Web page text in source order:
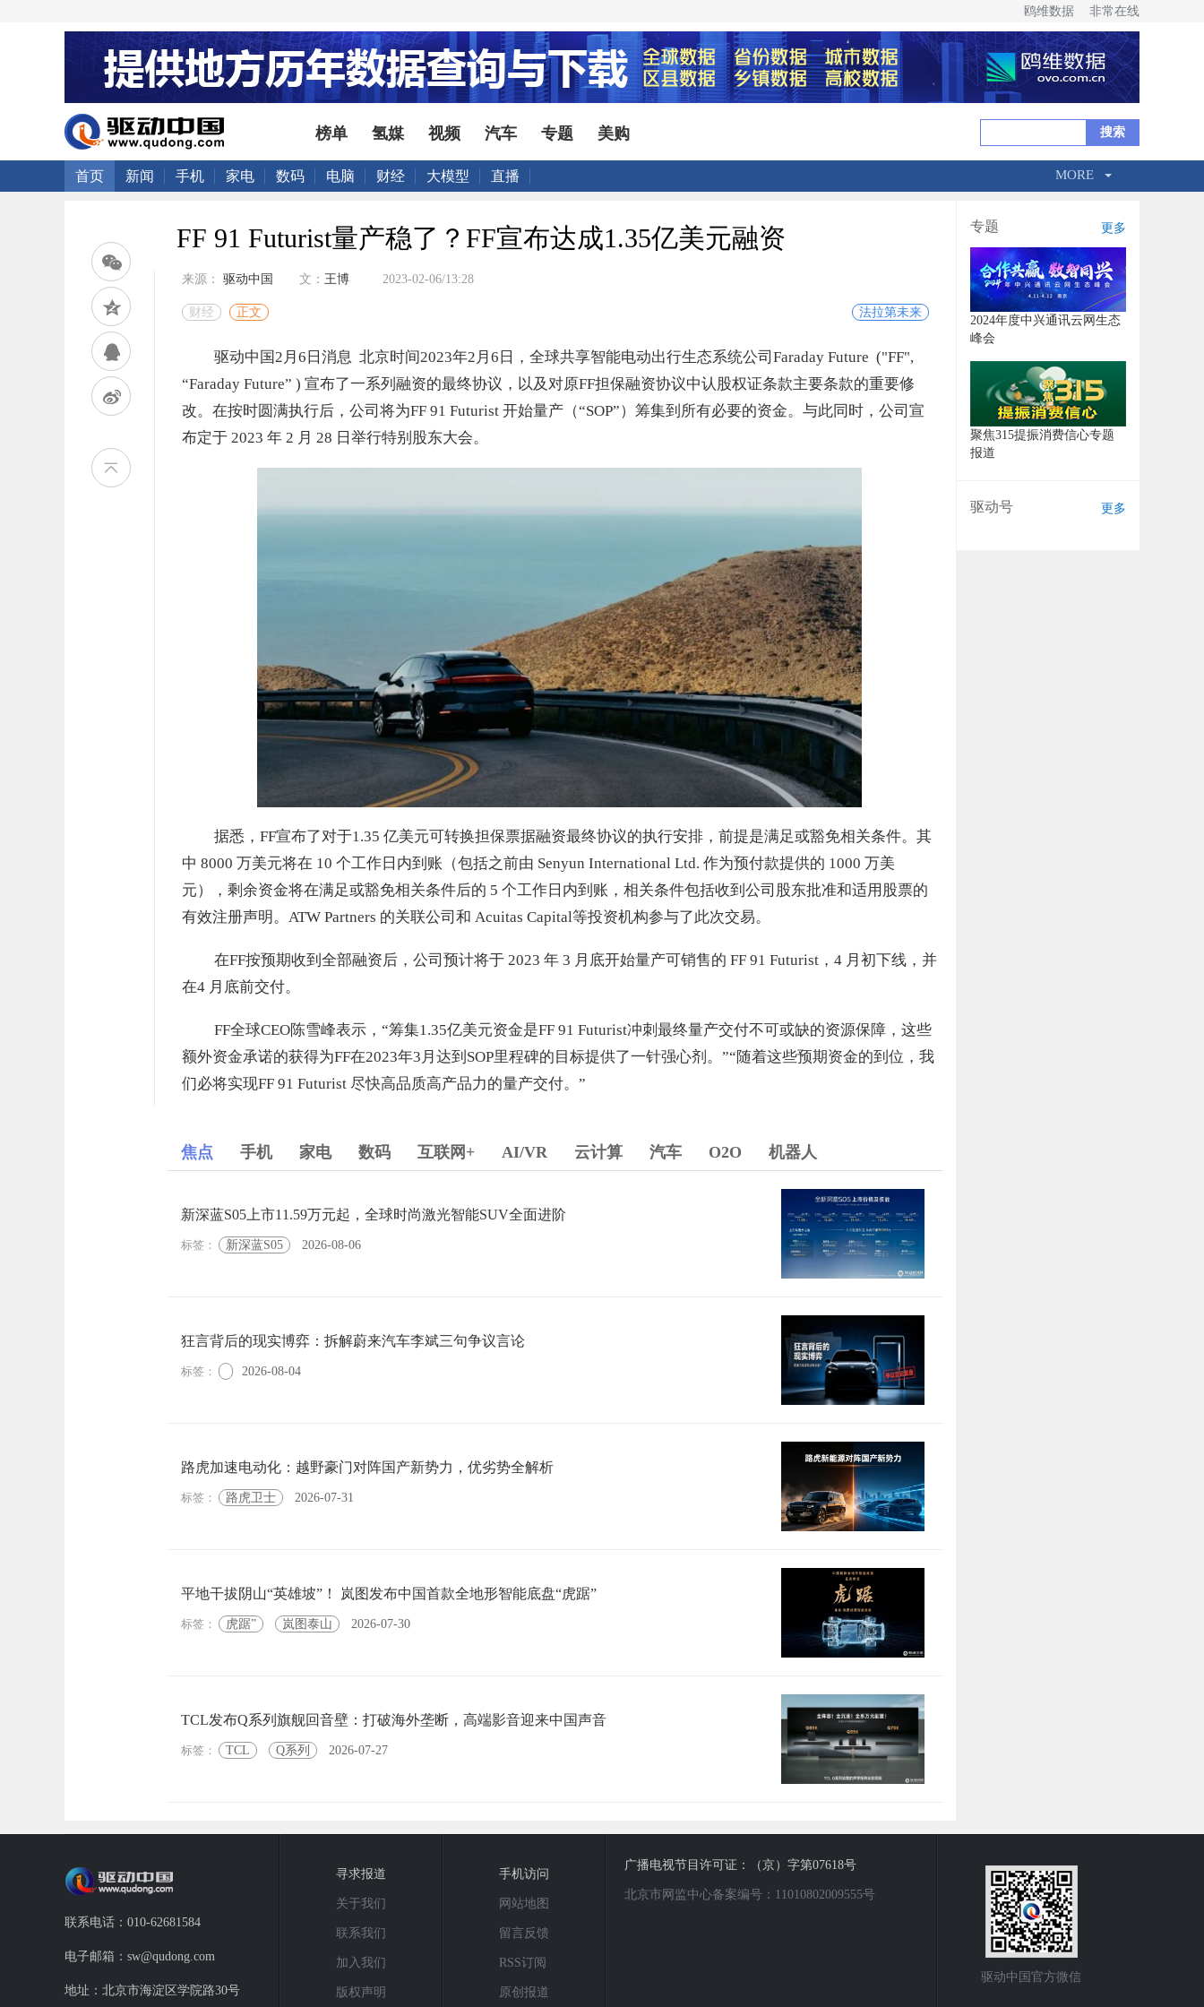
鸥维数据 非常在线
榜单 氢媒 视频 汽车 专题 美购
首页 新闻 手机 家电 数码 电脑 财经 大模型 直播 MORE
FF 91 Futurist量产稳了？FF宣布达成1.35亿美元融资
来源： 驱动中国 文： 王博 2023-02-06/13:28
财经 正文 法拉第未来
驱动中国2月6日消息 北京时间2023年2月6日，全球共享智能电动出行生态系统公司Faraday Future ("FF",
“Faraday Future” ) 宣布了一系列融资的最终协议，以及对原FF担保融资协议中认股权证条款主要条款的重要修
改。在按时圆满执行后，公司将为FF 91 Futurist 开始量产（“SOP”）筹集到所有必要的资金。与此同时，公司宣
布定于 2023 年 2 月 28 日举行特别股东大会。
据悉，FF宣布了对于1.35 亿美元可转换担保票据融资最终协议的执行安排，前提是满足或豁免相关条件。其
中 8000 万美元将在 10 个工作日内到账（包括之前由 Senyun International Ltd. 作为预付款提供的 1000 万美
元），剩余资金将在满足或豁免相关条件后的 5 个工作日内到账，相关条件包括收到公司股东批准和适用股票的
有效注册声明。ATW Partners 的关联公司和 Acuitas Capital等投资机构参与了此次交易。
在FF按预期收到全部融资后，公司预计将于 2023 年 3 月底开始量产可销售的 FF 91 Futurist，4 月初下线，并
在4 月底前交付。
FF全球CEO陈雪峰表示，“筹集1.35亿美元资金是FF 91 Futurist冲刺最终量产交付不可或缺的资源保障，这些
额外资金承诺的获得为FF在2023年3月达到SOP里程碑的目标提供了一针强心剂。”“随着这些预期资金的到位，我
们必将实现FF 91 Futurist 尽快高品质高产品力的量产交付。”
焦点 手机 家电 数码 互联网+ AI/VR 云计算 汽车 O2O 机器人
新深蓝S05上市11.59万元起，全球时尚激光智能SUV全面进阶
标签： 新深蓝S05 2026-08-06
狂言背后的现实博弈：拆解蔚来汽车李斌三句争议言论
标签： 2026-08-04
路虎加速电动化：越野豪门对阵国产新势力，优劣势全解析
标签： 路虎卫士 2026-07-31
平地干拔阴山“英雄坡”！ 岚图发布中国首款全地形智能底盘“虎踞”
标签： 虎踞” 岚图泰山 2026-07-30
TCL发布Q系列旗舰回音壁：打破海外垄断，高端影音迎来中国声音
标签： TCL Q系列 2026-07-27
专题 更多
2024年度中兴通讯云网生态
峰会
聚焦315提振消费信心专题
报道
驱动号 更多
联系电话：010-62681584
电子邮箱：sw@qudong.com
地址：北京市海淀区学院路30号
寻求报道
关于我们
联系我们
加入我们
版权声明
手机访问
网站地图
留言反馈
RSS订阅
原创报道
广播电视节目许可证：（京）字第07618号
北京市网监中心备案编号：11010802009555号
驱动中国官方微信